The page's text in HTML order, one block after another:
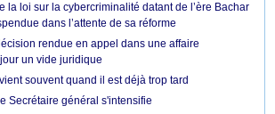
la loi sur la cybercriminalité datant de l’ère Bachar
dans l’attente de sa réforme
rendue en appel dans une affaire
un vide juridique
souvent quand il est déjà trop tard
Secrétaire général s'intensifie